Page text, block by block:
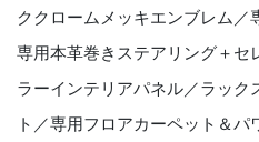
ククロームメッキエンブレム／
専用本革巻きステアリング＋セ
ラーインテリアパネル／ラック
ト／専用フロアカーペット＆